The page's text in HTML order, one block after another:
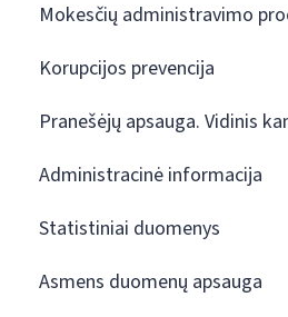
Mokesčių administravimo
Korupcijos prevencija
Pranešėjų apsauga. Vidinis
Administracinė informacija
Statistiniai duomenys
Asmens duomenų apsauga